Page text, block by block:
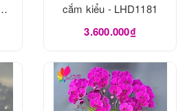
cắm kiểu - LHD1181
3.600.000₫